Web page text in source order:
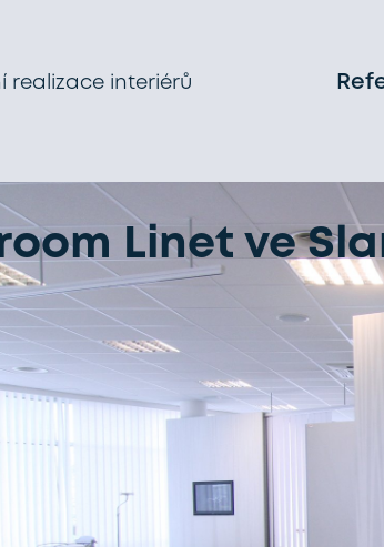
realizace interiérů
Linet ve